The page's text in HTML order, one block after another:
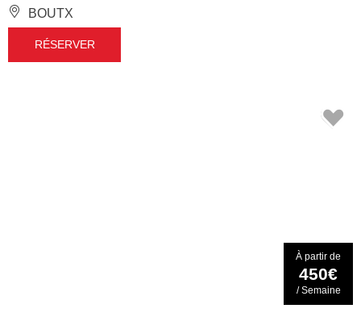
BOUTX
RÉSERVER
À partir de
450€
/ Semaine